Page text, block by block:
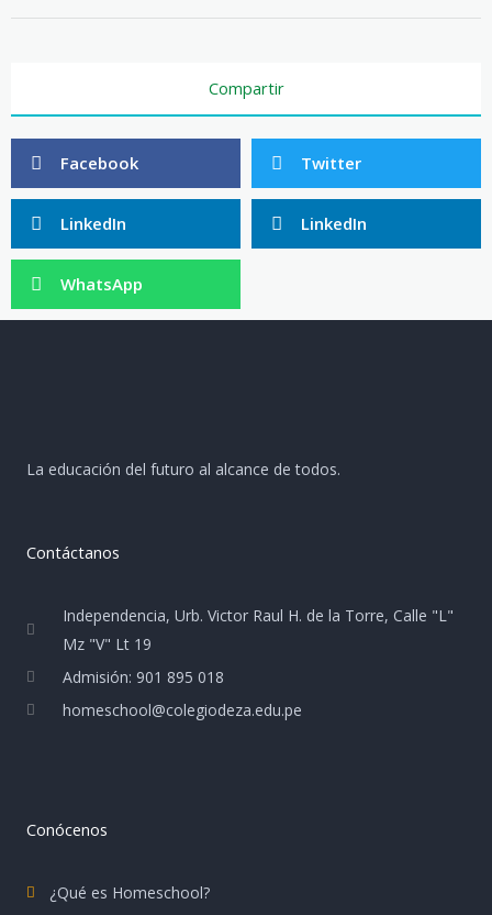
Compartir
Facebook Twitter
LinkedIn LinkedIn
WhatsApp
La educación del futuro al alcance de todos.
Contáctanos
Independencia, Urb. Victor Raul H. de la Torre, Calle "L"
Mz "V" Lt 19
Admisión: 901 895 018
homeschool@colegiodeza.edu.pe
Conócenos
¿Qué es Homeschool?